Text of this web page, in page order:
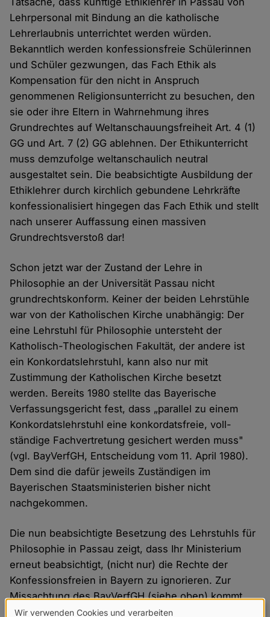
Lehrpersonal mit Bindung an die katholische
Lehrerlaubnis unterrichtet werden würden.
Bekanntlich werden konfessionsfreie Schülerinnen
und Schüler gezwungen, das Fach Ethik als
Kompensation für den nicht in Anspruch
genommenen Religionsunterricht zu besuchen, den
sie oder ihre Eltern in Wahrnehmung ihres
Grundrechtes auf Weltanschauungsfreiheit Art. 4 (1)
GG und Art. 7 (2) GG ablehnen. Der Ethikunterricht
muss demzufolge weltanschaulich neutral
ausgestaltet sein. Die beabsichtigte Ausbildung der
Ethiklehrer durch kirchlich gebundene Lehrkräfte
konfessionalisiert hingegen das Fach Ethik und stellt
nach unserer Auffassung einen massiven
Grundrechtsverstoß dar!
Schon jetzt war der Zustand der Lehre in
Philosophie an der Universität Passau nicht
grundrechtskonform. Keiner der beiden Lehrstühle
war von der Katholischen Kirche unabhängig: Der
eine Lehrstuhl für Philosophie untersteht der
Katholisch-Theologischen Fakultät, der andere ist
ein Konkordatslehrstuhl, kann also nur mit
Zustimmung der Katholischen Kirche besetzt
werden. Bereits 1980 stellte das Bayerische
Verfassungsgericht fest, dass „parallel zu einem
Konkordatslehrstuhl eine konkordatsfreie, voll-
ständige Fachvertretung gesichert werden muss"
(vgl. BayVerfGH, Entscheidung vom 11. April 1980).
Dem sind die dafür jeweils Zuständigen im
Bayerischen Staatsministerien bisher nicht
nachgekommen.
Die nun beabsichtigte Besetzung des Lehrstuhls für
Philosophie in Passau zeigt, dass Ihr Ministerium
erneut beabsichtigt, (nicht nur) die Rechte der
Konfessionsfreien in Bayern zu ignorieren. Zur
Missachtung des BayVerfGH (siehe oben) kommt
nicht nur ein Verstoß gegen das Trennungsgebot
Wir verwenden Cookies und verarbeiten